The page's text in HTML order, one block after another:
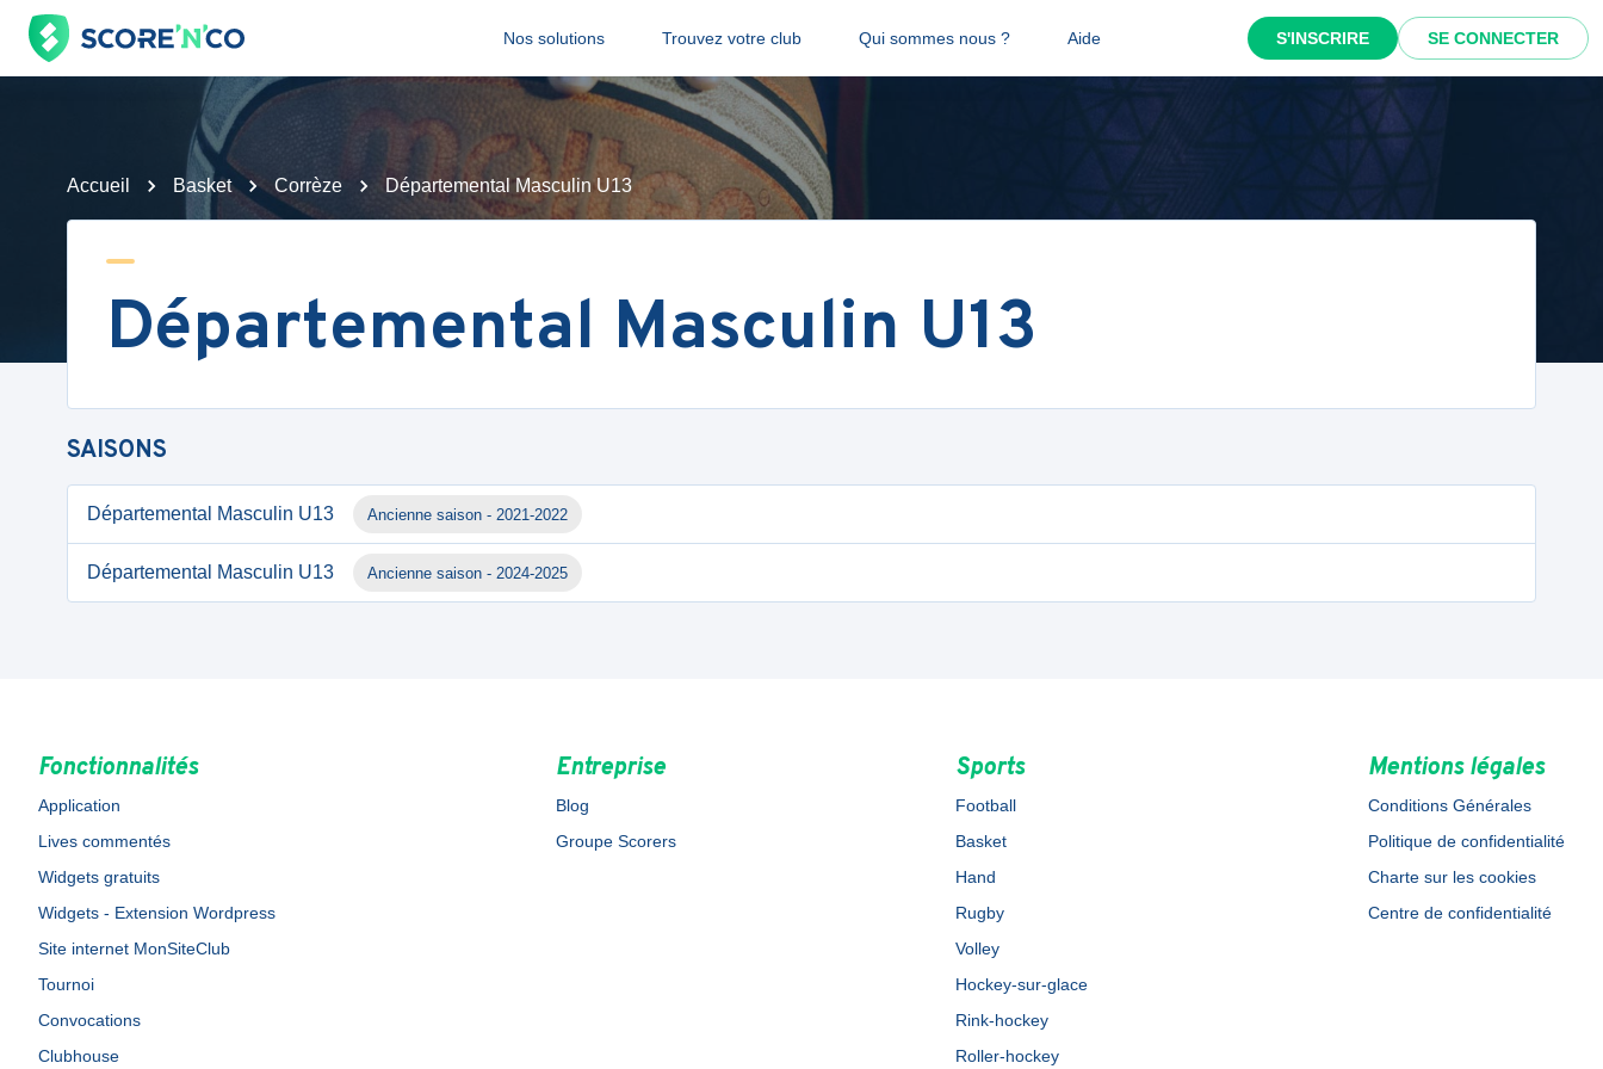
Nos solutions Trouvez votre club Qui sommes nous ? Aide S'INSCRIRE SE CONNECTER
Accueil Basket Corrèze Départemental Masculin U13
Départemental Masculin U13
SAISONS
Départemental Masculin U13 Ancienne saison - 2021-2022
Départemental Masculin U13 Ancienne saison - 2024-2025
Fonctionnalités
Application
Lives commentés
Widgets gratuits
Widgets - Extension Wordpress
Site internet MonSiteClub
Tournoi
Convocations
Clubhouse
Entreprise
Blog
Groupe Scorers
Sports
Football
Basket
Hand
Rugby
Volley
Hockey-sur-glace
Rink-hockey
Roller-hockey
Mentions légales
Conditions Générales
Politique de confidentialité
Charte sur les cookies
Centre de confidentialité